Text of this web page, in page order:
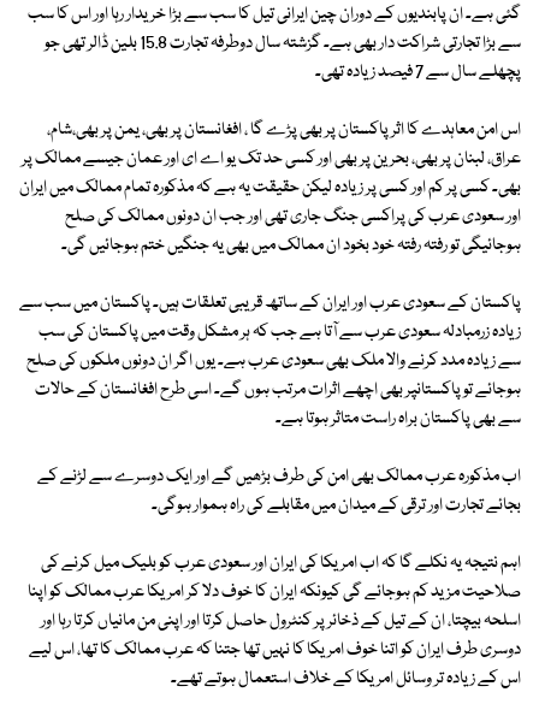
گئی ہے۔ ان پابندیوں کے دوران چین ایرانی تیل کا سب سے بڑا خریدار رہا اور اس کا سب
سے بڑا تجارتی شراکت دار بھی ہے۔ گزشتہ سال دوطرفہ تجارت 15.8 بلین ڈالر تھی جو
پچھلے سال سے 7 فیصد زیادہ تھی۔
اس امن معاہدے کا اثر پاکستان پر بھی پڑے گا ، افغانستان پر بھی، یمن پر بھی،شام،
عراق، لبنان پر بھی، بحرین پر بھی اور کسی حد تک یو اے ای اور عمان جیسے ممالک پر
بھی۔ کسی پر کم اور کسی پر زیادہ لیکن حقیقت یہ ہے کہ مذکورہ تمام ممالک میں ایران
اور سعودی عرب کی پراکسی جنگ جاری تھی اور جب ان دونوں ممالک کی صلح
ہوجائیگی تو رفتہ رفتہ خود بخود ان ممالک میں بھی یہ جنگیں ختم ہوجائیں گی۔
پاکستان کے سعودی عرب اور ایران کے ساتھ قریبی تعلقات ہیں۔ پاکستان میں سب سے
زیادہ زرمبادلہ سعودی عرب سے آتا ہے جب کہ ہر مشکل وقت میں پاکستان کی سب
سے زیادہ مدد کرنے والا ملک بھی سعودی عرب ہے۔ یوں اگر ان دونوں ملکوں کی صلح
ہوجائے تو پاکستانپر بھی اچھے اثرات مرتب ہوں گے۔ اسی طرح افغانستان کے حالات
سے بھی پاکستان براہ راست متاثر ہوتا ہے۔
اب مذکورہ عرب ممالک بھی امن کی طرف بڑھیں گے اور ایک دوسرے سے لڑنے کے
بجائے تجارت اور ترقی کے میدان میں مقابلے کی راہ ہموار ہوگی۔
اہم نتیجہ یہ نکلے گا کہ اب امریکا کی ایران اور سعودی عرب کو بلیک میل کرنے کی
صلاحیت مزید کم ہوجائے گی کیونکہ ایران کا خوف دلا کر امریکا عرب ممالک کو اپنا
اسلحہ بیچتا، ان کے تیل کے ذخائر پر کنٹرول حاصل کرتا اور اپنی من مانیاں کرتا رہا اور
دوسری طرف ایران کو اتنا خوف امریکا کا نہیں تھا جتنا کہ عرب ممالک کا تھا، اس لیے
اس کے زیادہ تر وسائل امریکا کے خلاف استعمال ہوتے تھے۔